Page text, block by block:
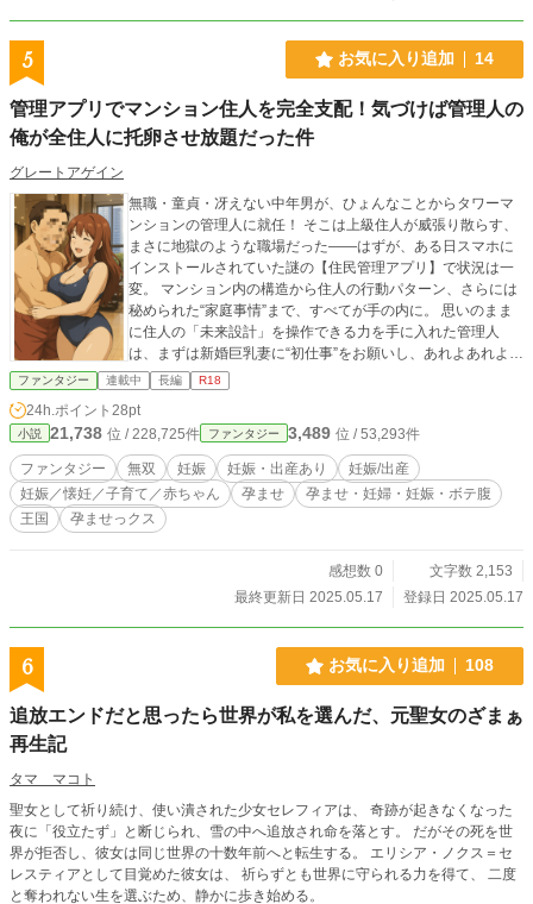
5 お気に入り追加 14
管理アプリでマンション住人を完全支配！気づけば管理人の
俺が全住人に托卵させ放題だった件
グレートアゲイン
無職・童貞・冴えない中年男が、ひょんなことからタワーマ
ンションの管理人に就任！ そこは上級住人が威張り散らす、
まさに地獄のような職場だった——はずが、ある日スマホに
インストールされていた謎の【住民管理アプリ】で状況は一
変。 マンション内の構造から住人の行動パターン、さらには
秘められた“家庭事情”まで、すべてが手の内に。 思いのまま
に住人の「未来設計」を操作できる力を手に入れた管理人
は、まずは新婚巨乳妻に“初仕事”をお願いし、あれよあれよと
父親（仮）に！ 年寄りを追い出し、外から若くて健康な女性
を招き入れ、少子化を止めるべく今日も奮闘中。 「このマン
ション、俺の種で未来を作る！」 ちょっとダメなおじさん
の、管理人無双ハーレム計画、始まります！
ファンタジー 連載中 長編 R18
24h.ポイント 28pt
小説 21,738 位 / 228,725件 ファンタジー 3,489 位 / 53,293件
ファンタジー 無双 妊娠 妊娠・出産あり
妊娠/出産
妊娠／懐妊／子育て／赤ちゃん
孕ませ
孕ませ・妊婦・妊娠・ボテ腹
王国
孕ませっクス
感想数 0
文字数 2,153
最終更新日 2025.05.17
登録日 2025.05.17
6 お気に入り追加 108
追放エンドだと思ったら世界が私を選んだ、元聖女のざまぁ
再生記
タマ マコト
聖女として祈り続け、使い潰された少女セレフィアは、 奇跡が起きなくなった
夜に「役立たず」と断じられ、雪の中へ追放され命を落とす。 だがその死を世
界が拒否し、彼女は同じ世界の十数年前へと転生する。 エリシア・ノクス＝セ
レスティアとして目覚めた彼女は、 祈らずとも世界に守られる力を得て、 二度
と奪われない生を選ぶため、静かに歩き始める。